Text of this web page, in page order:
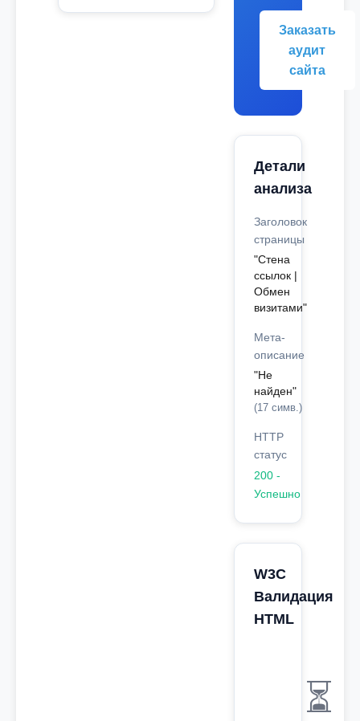
Заказать
аудит
сайта
Детали
анализа
Заголовок
страницы
"Стена
ссылок |
Обмен
визитами"
Мета-
описание
"Не
найден"
(17 симв.)
HTTP
статус
200 -
Успешно
W3C
Валидация
HTML
⏳